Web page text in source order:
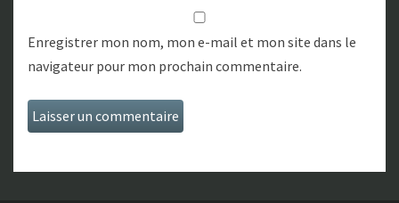
Enregistrer mon nom, mon e-mail et mon site dans le
navigateur pour mon prochain commentaire.